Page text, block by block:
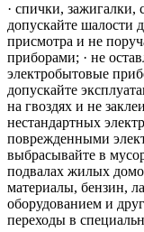
· спички, зажигалки,
допускайте шалости
присмотра и не
приборами; · не
электробытовые
допускайте
на гвоздях и не
нестандартных
поврежденными
выбрасывайте в
подвалах жилых
материалы, бензин,
оборудованием и
переходы в